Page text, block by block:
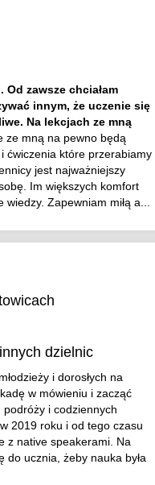
zawsze chciałam
innym, że uczenie się
Na lekcjach ze mną
ze mną na pewno będą
ćwiczenia które przerabiamy
jest najważniejszy
Im większych komfort
Zapewniam miłą a...
dzielnic
i dorosłych na
w mówieniu i zacząć
i codziennych
2019 roku i od tego czasu
z native speakerami. Na
do ucznia, żeby nauka była